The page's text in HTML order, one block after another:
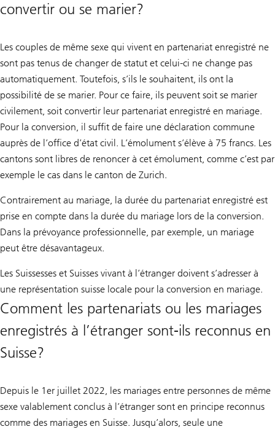
convertir ou se marier?
Les couples de même sexe qui vivent en partenariat enregistré ne
sont pas tenus de changer de statut et celui-ci ne change pas
automatiquement. Toutefois, s’ils le souhaitent, ils ont la
possibilité de se marier. Pour ce faire, ils peuvent soit se marier
civilement, soit convertir leur partenariat enregistré en mariage.
Pour la conversion, il suffit de faire une déclaration commune
auprès de l’office d’état civil. L’émolument s’élève à 75 francs. Les
cantons sont libres de renoncer à cet émolument, comme c’est par
exemple le cas dans le canton de Zurich.
Contrairement au mariage, la durée du partenariat enregistré est
prise en compte dans la durée du mariage lors de la conversion.
Dans la prévoyance professionnelle, par exemple, un mariage
peut être désavantageux.
Les Suissesses et Suisses vivant à l’étranger doivent s’adresser à
une représentation suisse locale pour la conversion en mariage.
Comment les partenariats ou les mariages
enregistrés à l’étranger sont-ils reconnus en
Suisse?
Depuis le 1er juillet 2022, les mariages entre personnes de même
sexe valablement conclus à l’étranger sont en principe reconnus
comme des mariages en Suisse. Jusqu’alors, seule une